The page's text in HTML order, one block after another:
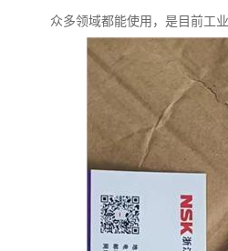
众多领域都能使用，是目前工